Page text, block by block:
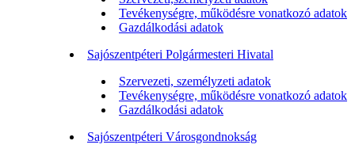
Tevékenységre, működésre vonatkozó adatok
Gazdálkodási adatok
Sajószentpéteri Polgármesteri Hivatal
Szervezeti, személyzeti adatok
Tevékenységre, működésre vonatkozó adatok
Gazdálkodási adatok
Sajószentpéteri Városgondnokság